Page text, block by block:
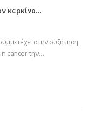
καρκίνο…
στην συζήτηση
cancer την…